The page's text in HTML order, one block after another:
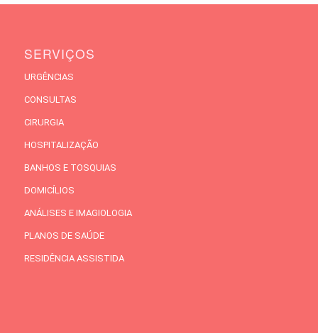
SERVIÇOS
URGÊNCIAS
CONSULTAS
CIRURGIA
HOSPITALIZAÇÃO
BANHOS E TOSQUIAS
DOMICÍLIOS
ANÁLISES E IMAGIOLOGIA
PLANOS DE SAÚDE
RESIDÊNCIA ASSISTIDA